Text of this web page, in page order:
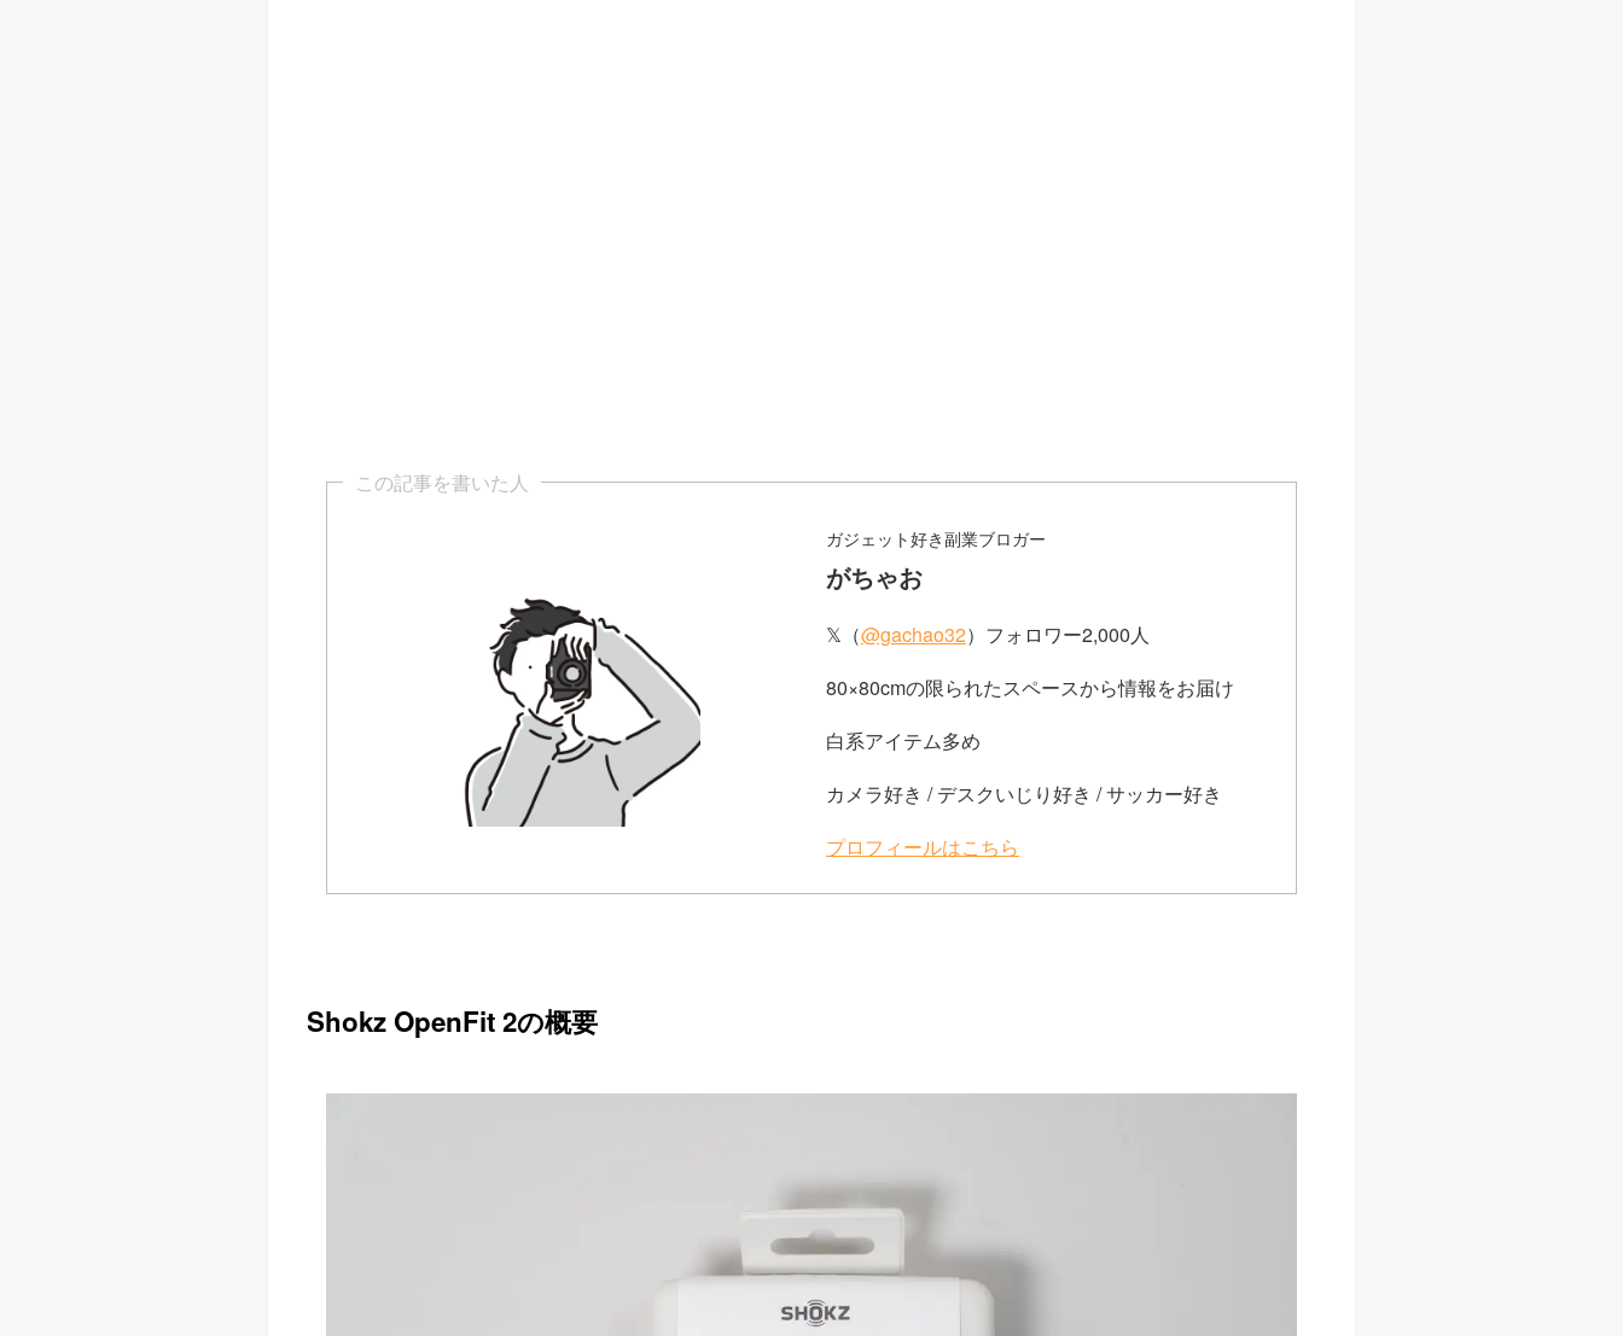
この記事を書いた人
ガジェット好き副業ブロガー
がちゃお
𝕏（@gachao32）フォロワー2,000人
80×80cmの限られたスペースから情報をお届け
白系アイテム多め
カメラ好き / デスクいじり好き / サッカー好き
プロフィールはこちら
Shokz OpenFit 2の概要